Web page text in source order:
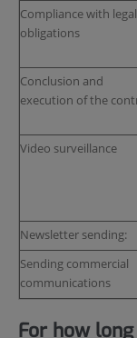
Compliance with legal
obligations
Conclusion and
execution of the
Video surveillance
Newsletter sending:
Sending commercial
communications
For how